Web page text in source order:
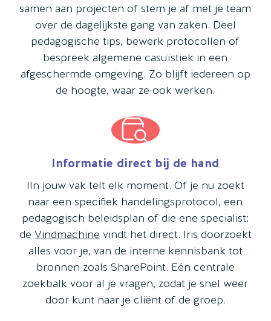
samen aan projecten of stem je af met je team
over de dagelijkste gang van zaken. Deel
pedagogische tips, bewerk protocollen of
bespreek algemene casuïstiek in een
afgeschermde omgeving. Zo blijft iedereen op
de hoogte, waar ze ook werken.
Informatie direct bij de hand
IIn jouw vak telt elk moment. Of je nu zoekt
naar een specifiek handelingsprotocol, een
pedagogisch beleidsplan of die ene specialist:
de Vindmachine vindt het direct. Iris doorzoekt
alles voor je, van de interne kennisbank tot
bronnen zoals SharePoint. Eén centrale
zoekbalk voor al je vragen, zodat je snel weer
door kunt naar je cliënt of de groep.